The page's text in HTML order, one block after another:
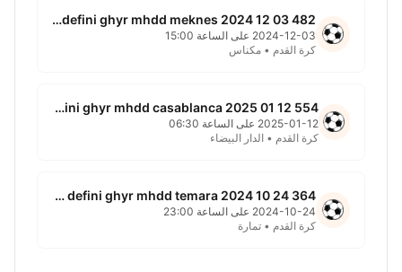
482 non defini ghyr mhdd meknes 2024 12 03
2024-12-03 على الساعة 15:00
كرة القدم • مكناس
554 non defini ghyr mhdd casablanca 2025 01 12
2025-01-12 على الساعة 06:30
كرة القدم • الدار البيضاء
364 non defini ghyr mhdd temara 2024 10 24
2024-10-24 على الساعة 23:00
كرة القدم • تمارة